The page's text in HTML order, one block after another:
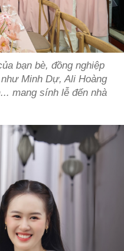
bạn bè, đồng nghiệp
Minh Dự, Ali Hoàng
mang sính lễ đến nhà